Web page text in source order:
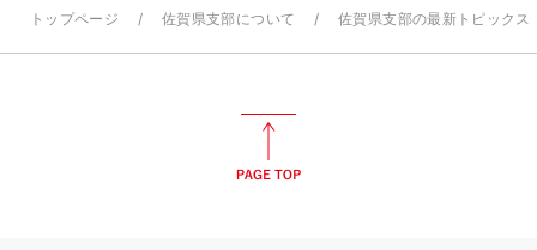
トップページ 佐賀県支部について 佐賀県支部の最新トピックス